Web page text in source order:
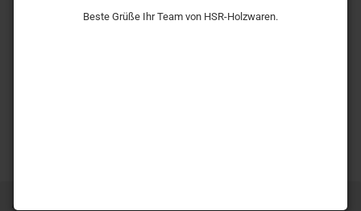
Beste Grüße Ihr Team von HSR-Holzwaren.
Art.Nr.: